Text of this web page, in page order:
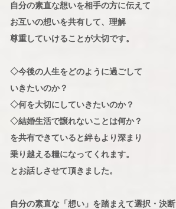
自分の素直な想いを相手の方に伝えて
お互いの想いを共有して、理解
尊重していけることが大切です。
◇今後の人生をどのように過ごして
いきたいのか？
◇何を大切にしていきたいのか？
◇結婚生活で譲れないことは何か？
を共有できていると絆もより深まり
乗り越える糧になってくれます。
とお話しさせて頂きました。
自分の素直な「想い」を踏まえて選択・決断